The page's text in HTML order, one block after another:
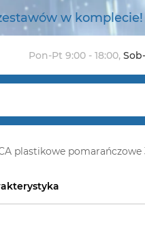
w komplecie!
Pon-Pt 9:00 - 18:00,
plastikowe pomarańczowe